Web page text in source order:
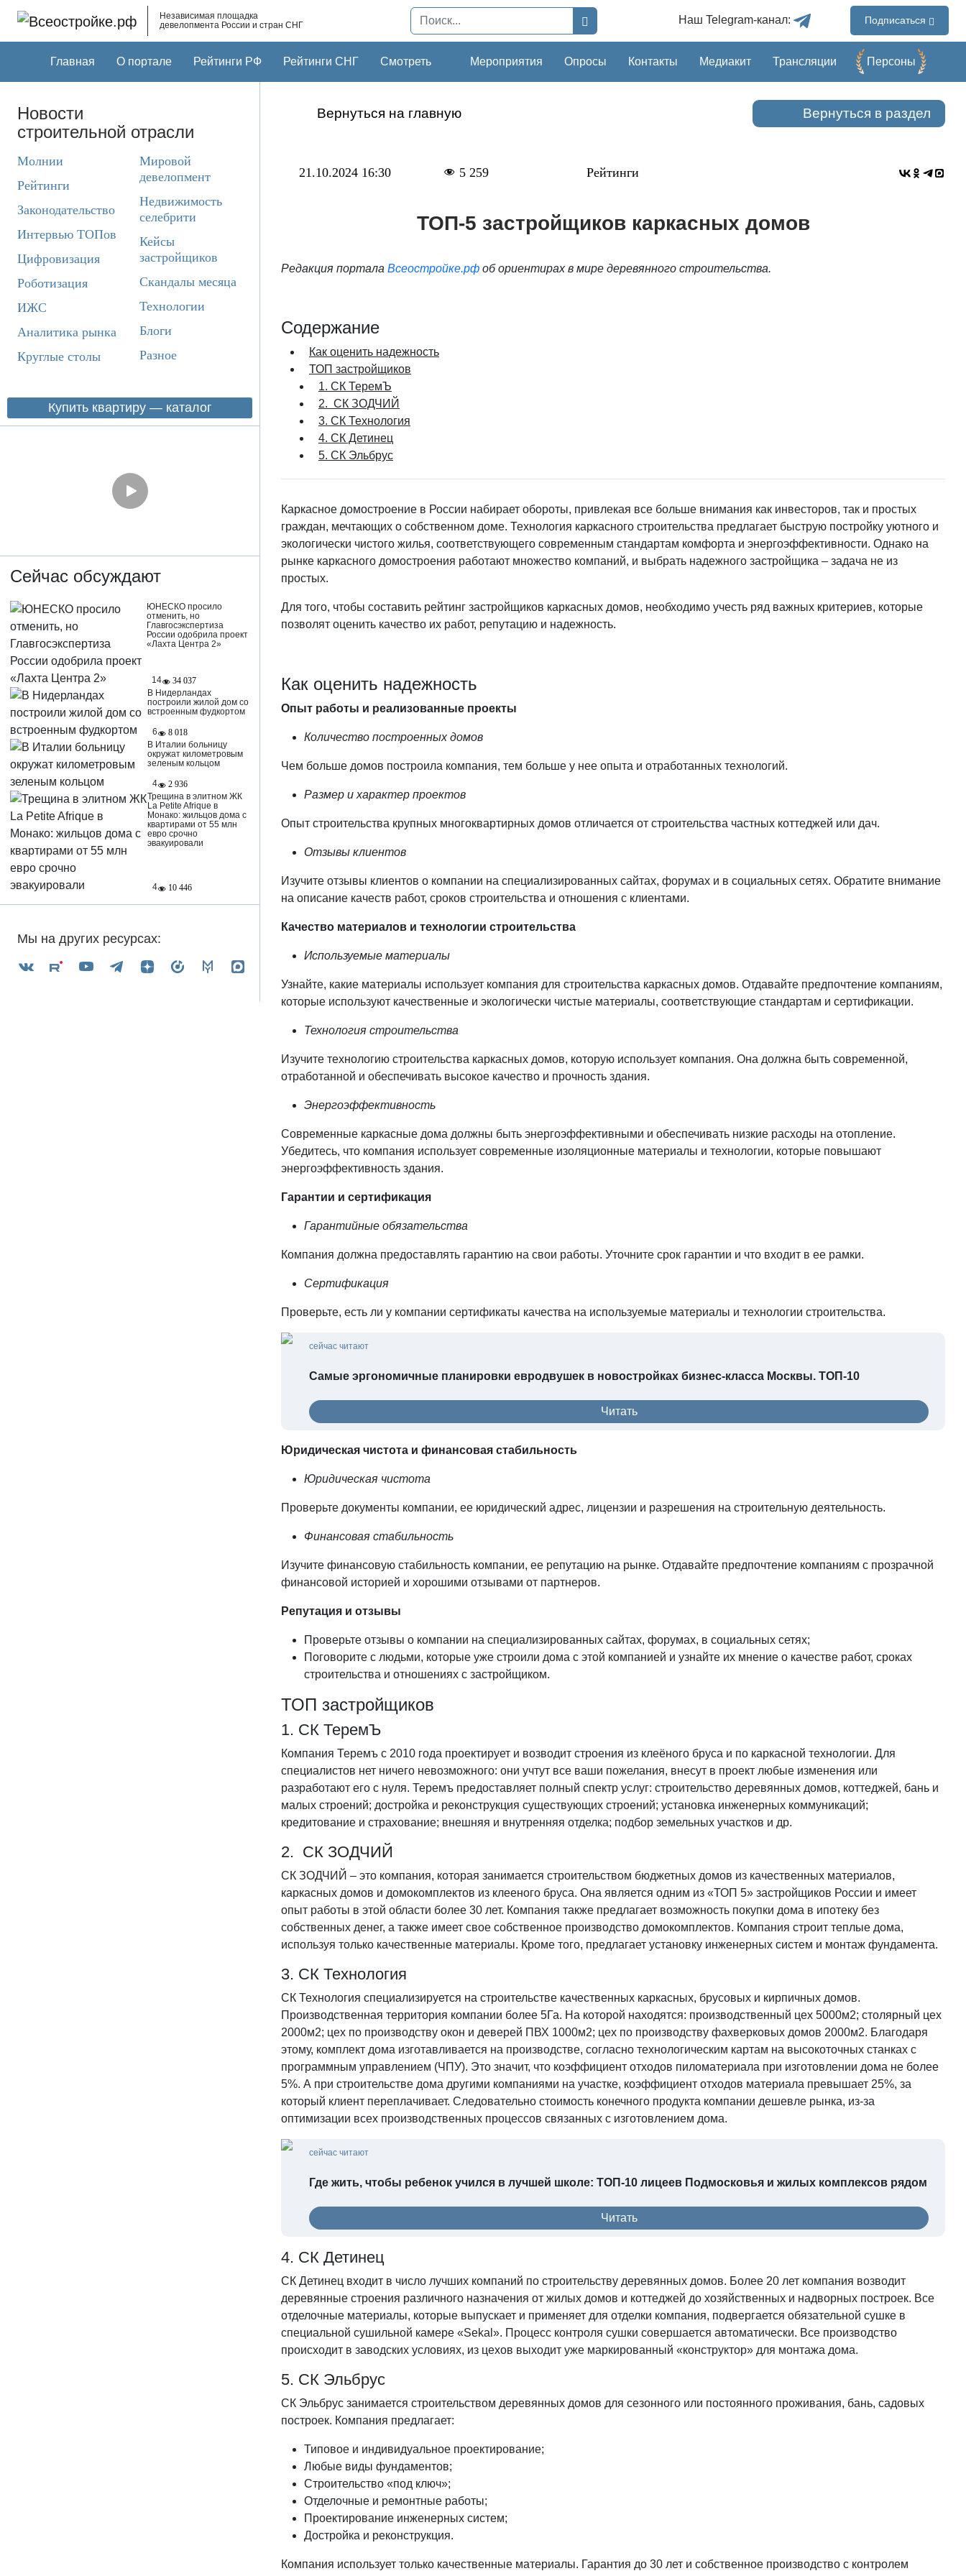
Независимая площадка
девелопмента России и стран СНГ
Наш Telegram-канал: Подписаться
Главная О портале Рейтинги РФ Рейтинги СНГ Смотреть Мероприятия Опросы Контакты Медиакит Трансляции Перcоны
Новости
строительной отрасли
Молнии
Рейтинги
Законодательство
Интервью ТОПов
Цифровизация
Роботизация
ИЖС
Аналитика рынка
Круглые столы
Мировой
девелопмент
Недвижимость
селебрити
Кейсы
застройщиков
Скандалы месяца
Технологии
Блоги
Разное
Купить квартиру — каталог
Сейчас обсуждают
ЮНЕСКО просило
отменить, но
Главгосэкспертиза
России одобрила проект
«Лахта Центра 2»
14
34 037
В Нидерландах
построили жилой дом со
встроенным фудкортом
6
8 018
В Италии больницу
окружат километровым
зеленым кольцом
4
2 936
Трещина в элитном ЖК
La Petite Afrique в
Монако: жильцов дома с
квартирами от 55 млн
евро срочно
эвакуировали
4 10 446
Мы на других ресурсах:
Вернуться на главную Вернуться в раздел
21.10.2024 16:30 5 259 Рейтинги
ТОП-5 застройщиков каркасных домов
Редакция портала Всеостройке.рф об ориентирах в мире деревянного строительства.
Содержание
Как оценить надежность
ТОП застройщиков
1. СК ТеремЪ
2. СК ЗОДЧИЙ
3. СК Технология
4. СК Детинец
5. СК Эльбрус
Каркасное домостроение в России набирает обороты, привлекая все больше внимания как инвесторов, так и простых
граждан, мечтающих о собственном доме. Технология каркасного строительства предлагает быструю постройку уютного и
экологически чистого жилья, соответствующего современным стандартам комфорта и энергоэффективности. Однако на
рынке каркасного домостроения работают множество компаний, и выбрать надежного застройщика – задача не из
простых.
Для того, чтобы составить рейтинг застройщиков каркасных домов, необходимо учесть ряд важных критериев, которые
позволят оценить качество их работ, репутацию и надежность.
Как оценить надежность
Опыт работы и реализованные проекты
Количество построенных домов
Чем больше домов построила компания, тем больше у нее опыта и отработанных технологий.
Размер и характер проектов
Опыт строительства крупных многоквартирных домов отличается от строительства частных коттеджей или дач.
Отзывы клиентов
Изучите отзывы клиентов о компании на специализированных сайтах, форумах и в социальных сетях. Обратите внимание
на описание качеств работ, сроков строительства и отношения с клиентами.
Качество материалов и технологии строительства
Используемые материалы
Узнайте, какие материалы использует компания для строительства каркасных домов. Отдавайте предпочтение компаниям,
которые используют качественные и экологически чистые материалы, соответствующие стандартам и сертификации.
Технология строительства
Изучите технологию строительства каркасных домов, которую использует компания. Она должна быть современной,
отработанной и обеспечивать высокое качество и прочность здания.
Энергоэффективность
Современные каркасные дома должны быть энергоэффективными и обеспечивать низкие расходы на отопление.
Убедитесь, что компания использует современные изоляционные материалы и технологии, которые повышают
энергоэффективность здания.
Гарантии и сертификация
Гарантийные обязательства
Компания должна предоставлять гарантию на свои работы. Уточните срок гарантии и что входит в ее рамки.
Сертификация
Проверьте, есть ли у компании сертификаты качества на используемые материалы и технологии строительства.
сейчас читают
Самые эргономичные планировки евродвушек в новостройках бизнес-класса Москвы. ТОП-10
Читать
Юридическая чистота и финансовая стабильность
Юридическая чистота
Проверьте документы компании, ее юридический адрес, лицензии и разрешения на строительную деятельность.
Финансовая стабильность
Изучите финансовую стабильность компании, ее репутацию на рынке. Отдавайте предпочтение компаниям с прозрачной
финансовой историей и хорошими отзывами от партнеров.
Репутация и отзывы
Проверьте отзывы о компании на специализированных сайтах, форумах, в социальных сетях;
Поговорите с людьми, которые уже строили дома с этой компанией и узнайте их мнение о качестве работ, сроках
строительства и отношениях с застройщиком.
ТОП застройщиков
1. СК ТеремЪ
Компания Теремъ с 2010 года проектирует и возводит строения из клеёного бруса и по каркасной технологии. Для
специалистов нет ничего невозможного: они учтут все ваши пожелания, внесут в проект любые изменения или
разработают его с нуля. Теремъ предоставляет полный спектр услуг: строительство деревянных домов, коттеджей, бань и
малых строений; достройка и реконструкция существующих строений; установка инженерных коммуникаций;
кредитование и страхование; внешняя и внутренняя отделка; подбор земельных участков и др.
2. СК ЗОДЧИЙ
СК ЗОДЧИЙ – это компания, которая занимается строительством бюджетных домов из качественных материалов,
каркасных домов и домокомплектов из клееного бруса. Она является одним из «ТОП 5» застройщиков России и имеет
опыт работы в этой области более 30 лет. Компания также предлагает возможность покупки дома в ипотеку без
собственных денег, а также имеет свое собственное производство домокомплектов. Компания строит теплые дома,
используя только качественные материалы. Кроме того, предлагает установку инженерных систем и монтаж фундамента.
3. СК Технология
СК Технология специализируется на строительстве качественных каркасных, брусовых и кирпичных домов.
Производственная территория компании более 5Га. На которой находятся: производственный цех 5000м2; столярный цех
2000м2; цех по производству окон и деверей ПВХ 1000м2; цех по производству фахверковых домов 2000м2. Благодаря
этому, комплект дома изготавливается на производстве, согласно технологическим картам на высокоточных станках с
программным управлением (ЧПУ). Это значит, что коэффициент отходов пиломатериала при изготовлении дома не более
5%. А при строительстве дома другими компаниями на участке, коэффициент отходов материала превышает 25%, за
который клиент переплачивает. Следовательно стоимость конечного продукта компании дешевле рынка, из-за
оптимизации всех производственных процессов связанных с изготовлением дома.
сейчас читают
Где жить, чтобы ребенок учился в лучшей школе: ТОП-10 лицеев Подмосковья и жилых комплексов рядом
Читать
4. СК Детинец
СК Детинец входит в число лучших компаний по строительству деревянных домов. Более 20 лет компания возводит
деревянные строения различного назначения от жилых домов и коттеджей до хозяйственных и надворных построек. Все
отделочные материалы, которые выпускает и применяет для отделки компания, подвергается обязательной сушке в
специальной сушильной камере «Sekal». Процесс контроля сушки совершается автоматически. Все производство
происходит в заводских условиях, из цехов выходит уже маркированный «конструктор» для монтажа дома.
5. СК Эльбрус
СК Эльбрус занимается строительством деревянных домов для сезонного или постоянного проживания, бань, садовых
построек. Компания предлагает:
Типовое и индивидуальное проектирование;
Любые виды фундаментов;
Строительство «под ключ»;
Отделочные и ремонтные работы;
Проектирование инженерных систем;
Достройка и реконструкция.
Компания использует только качественные материалы. Гарантия до 30 лет и собственное производство с контролем